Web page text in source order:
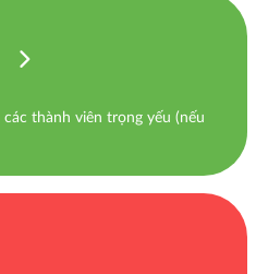
thành viên trọng yếu (nếu